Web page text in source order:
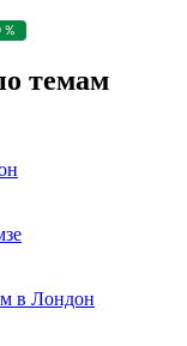
%
темам
в Лондон